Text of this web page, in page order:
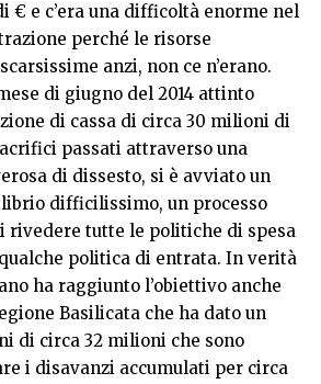
€ e c’era una difficoltà enorme nel
perché le risorse
anzi, non ce n’erano.
di giugno del 2014 attinto
di cassa di circa 30 milioni di
passati attraverso una
di dissesto, si è avviato un
difficilissimo, un processo
rivedere tutte le politiche di spesa
politica di entrata. In verità
ha raggiunto l’obiettivo anche
Basilicata che ha dato un
di circa 32 milioni che sono
i disavanzi accumulati per circa